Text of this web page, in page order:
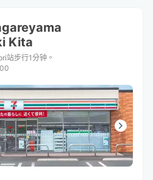
Kita
站步行1分钟。